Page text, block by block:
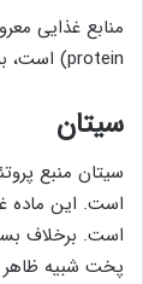
protein) است، برایتان معرفی میشود.
سیتان
سیتان منبع
است. این ماده
است. برخلاف
پخت شبیه